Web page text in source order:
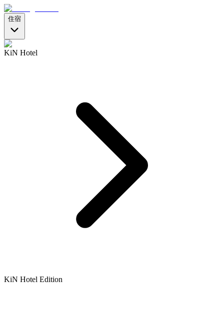
住宿
KiN Hotel
KiN Hotel Edition